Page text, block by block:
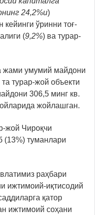
24,2%и)
ўринни тоғ-
(9,2%) ва турар-
жами умумий майдони
турар-жой объекти
306,5 минг кв.
жойлашган.
жой Чироқчи
(13%) туманлари
раҳбари
ижтимоий-иқтисодий
қатор
ижтимоий соҳани